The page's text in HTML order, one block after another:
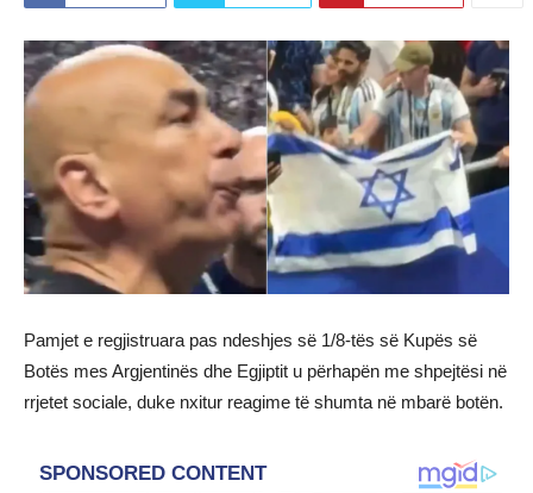
Pamjet e regjistruara pas ndeshjes së 1/8-tës së Kupës së
Botës mes Argjentinës dhe Egjiptit u përhapën me shpejtësi në
rrjetet sociale, duke nxitur reagime të shumta në mbarë botën.